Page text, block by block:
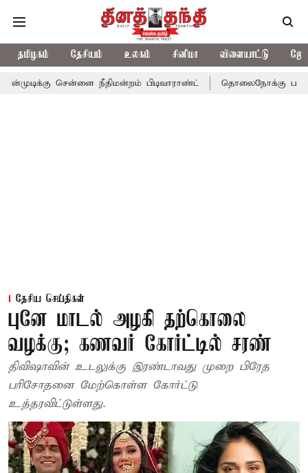
தமிழகம் தேசியம் உலகம் சினிமா விளையாட்டு
நீதிமன்றம் பிடிவாராண்ட் தொலைநோக்கு பார்வையுடன்
தேசிய செய்திகள்
புனே மாடல் அழகி தற்கொலை
வழக்கு; கணவர் கோர்ட்டில் சரண்
திவிஷாவின் உடலுக்கு இரண்டாவது முறை பிரேத
பரிசோதனை மேற்கொள்ள கோர்ட்டு
உத்தரவிட்டுள்ளது.